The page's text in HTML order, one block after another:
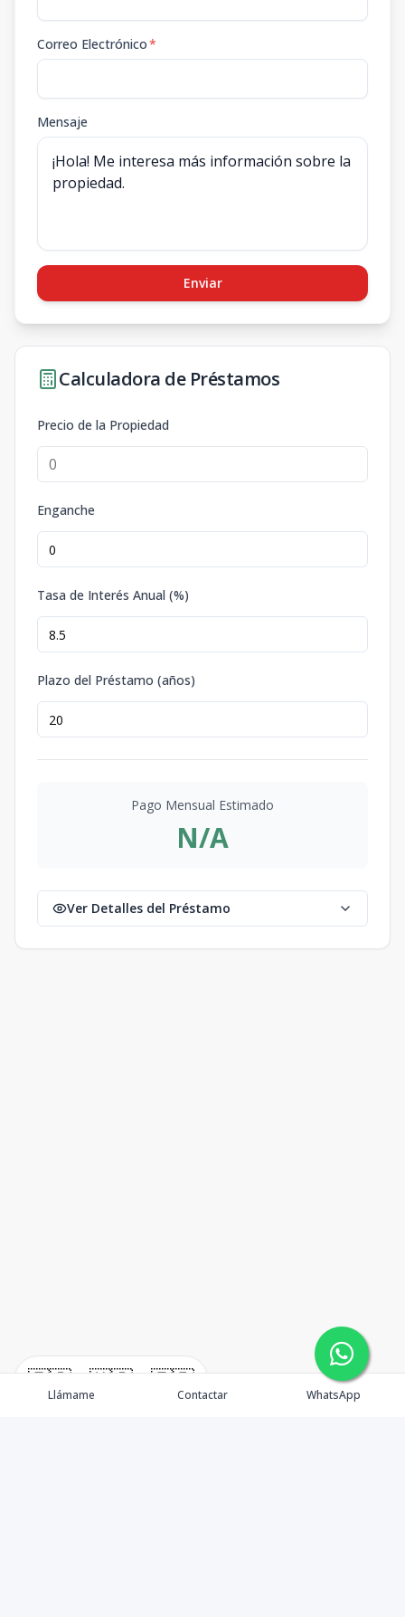
🇪🇸 🇺🇸 🇫🇷
Correo Electrónico*
Mensaje
Enviar
Calculadora de Préstamos
Precio de la Propiedad
Enganche
Tasa de Interés Anual (%)
Plazo del Préstamo (años)
Pago Mensual Estimado
N/A
Ver Detalles del Préstamo
Llámame Contactar WhatsApp